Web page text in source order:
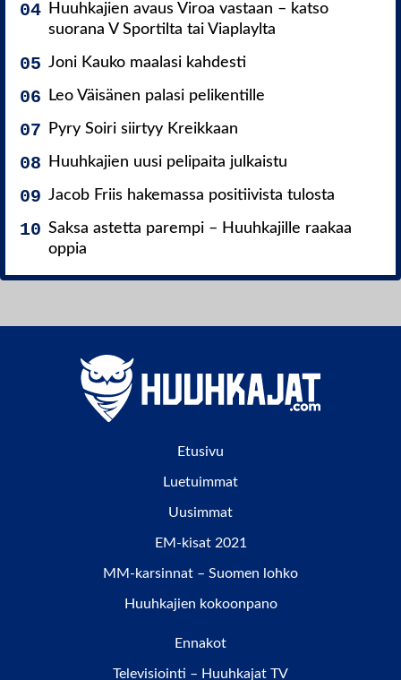
Huuhkajien avaus Viroa vastaan – katso
suorana V Sportilta tai Viaplaylta
Joni Kauko maalasi kahdesti
Leo Väisänen palasi pelikentille
Pyry Soiri siirtyy Kreikkaan
Huuhkajien uusi pelipaita julkaistu
Jacob Friis hakemassa positiivista tulosta
Saksa astetta parempi – Huuhkajille raakaa
oppia
Etusivu
Luetuimmat
Uusimmat
EM-kisat 2021
MM-karsinnat – Suomen lohko
Huuhkajien kokoonpano
Ennakot
Televisiointi – Huuhkajat TV